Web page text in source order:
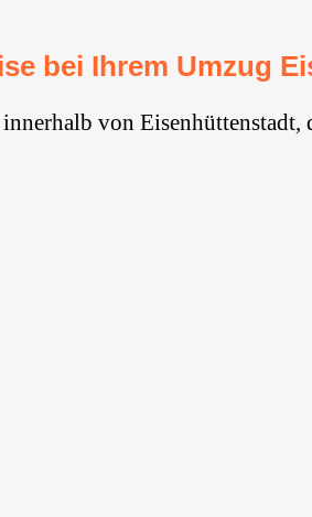
bei Ihrem Umzug
von Eisenhüttenstadt,